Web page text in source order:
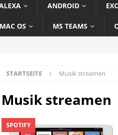
ANDROID
MAC OS MS TEAMS
STARTSEITE Musik streamen
Musik streamen
SPOTIFY